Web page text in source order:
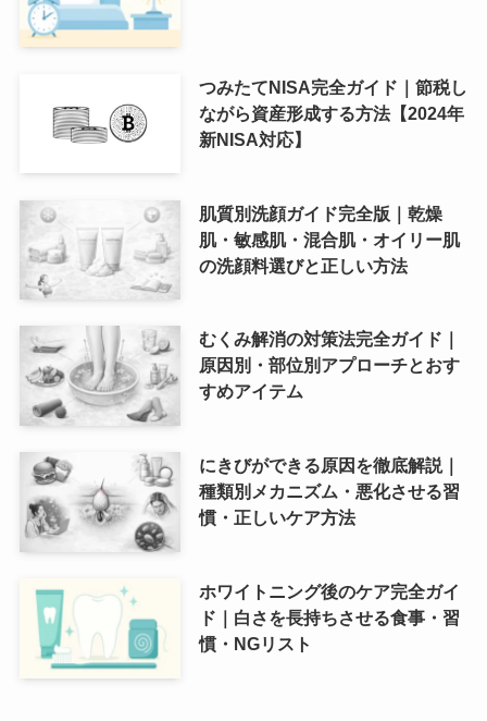
つみたてNISA完全ガイド｜節税し
ながら資産形成する方法【2024年
新NISA対応】
肌質別洗顔ガイド完全版｜乾燥
肌・敏感肌・混合肌・オイリー肌
の洗顔料選びと正しい方法
むくみ解消の対策法完全ガイド｜
原因別・部位別アプローチとおす
すめアイテム
にきびができる原因を徹底解説｜
種類別メカニズム・悪化させる習
慣・正しいケア方法
ホワイトニング後のケア完全ガイ
ド｜白さを長持ちさせる食事・習
慣・NGリスト